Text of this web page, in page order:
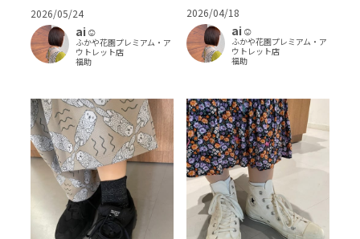
2026/05/24
ai‪‪☺︎‬
ふかや花園プレミアム・ア
ウトレット店
福助
2026/04/18
ai‪‪☺︎‬
ふかや花園プレミアム・ア
ウトレット店
福助